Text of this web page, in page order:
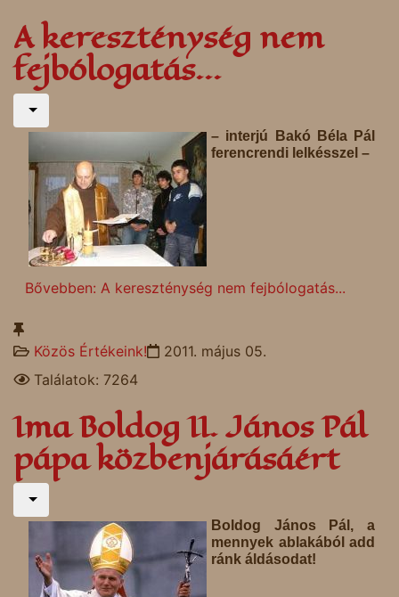
A kereszténység nem
fejbólogatás...
– interjú Bakó Béla Pál
ferencrendi lelkésszel –
Bővebben: A kereszténység nem fejbólogatás...
Közös Értékeink!
2011. május 05.
Találatok: 7264
Ima Boldog II. János Pál
pápa közbenjárásáért
Boldog János Pál, a
mennyek ablakából add
ránk áldásodat!